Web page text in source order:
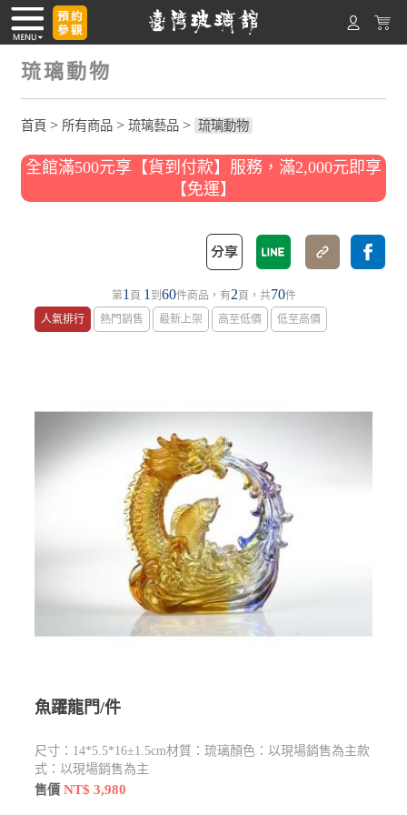
琉璃動物
首頁 > 所有商品 >琉璃藝品 > 琉璃動物
全館滿500元享【貨到付款】服務，滿2,000元即享
【免運】
第1 頁 1 到 60件商品，有2頁，共70件
人氣排行
熱門銷售 最新上架 高至低價 低至高價
魚躍龍門/件
尺寸：14*5.5*16±1.5cm材質：琉璃顏色：以現場銷售為主款
式：以現場銷售為主
售價NT$ 3,980